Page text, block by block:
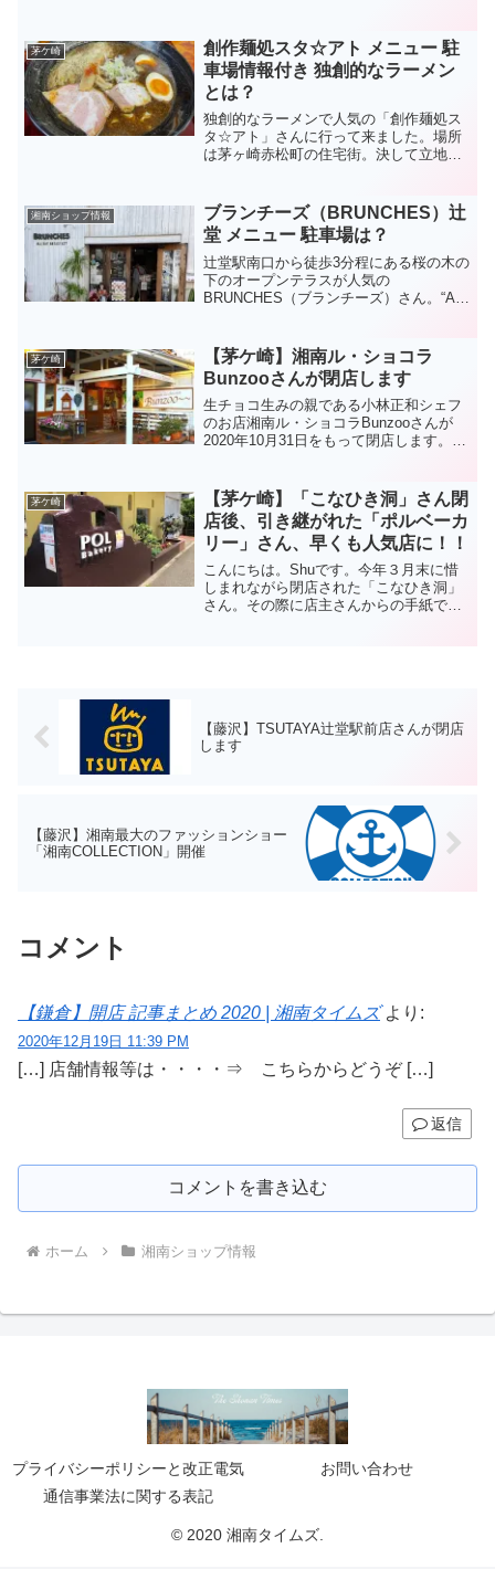
そんな「ハニービー」さんのおすすめメ
ニューなどなどご紹介...
茅ケ崎
創作麺処スタ☆アト メニュー 駐
車場情報付き 独創的なラーメン
とは？
独創的なラーメンで人気の「創作麺処ス
タ☆アト」さんに行って来ました。場所
は茅ヶ崎赤松町の住宅街。決して立地条
の詳細は、このページの下部に記載しま
した店舗情報にてご確認頂...
湘南ショップ情報
ブランチーズ（BRUNCHES）辻
堂 メニュー 駐車場は？
辻堂駅南口から徒歩3分程にある桜の木の
下のオープンテラスが人気の
BRUNCHES（ブランチーズ）さん。“ALL
フォルニアのオシャレなカフェといった
感じです...
茅ケ崎
【茅ケ崎】湘南ル・ショコラ
Bunzooさんが閉店します
生チョコ生みの親である小林正和シェフ
のお店湘南ル・ショコラBunzooさんが
2020年10月31日をもって閉店します。追
店には数回お邪魔しておりますが、それ
以上...
茅ケ崎
【茅ケ崎】「こなひき洞」さん閉
店後、引き継がれた「ポルベーカ
リー」さん、早くも人気店に！！
こんにちは。Shuです。今年３月末に惜
しまれながら閉店された「こなひき洞」
さん。その際に店主さんからの手紙で、
【藤沢】TSUTAYA辻堂駅前店さんが閉店
します
【藤沢】湘南最大のファッションショー
「湘南COLLECTION」開催
コメント
【鎌倉】開店 記事まとめ 2020 | 湘南タイムズ より:
2020年12月19日 11:39 PM
[…] 店舗情報等は・・・・⇒ こちらからどうぞ […]
返信
コメントを書き込む
ホーム 湘南ショップ情報
プライバシーポリシーと改正電気
通信事業法に関する表記
お問い合わせ
© 2020 湘南タイムズ.